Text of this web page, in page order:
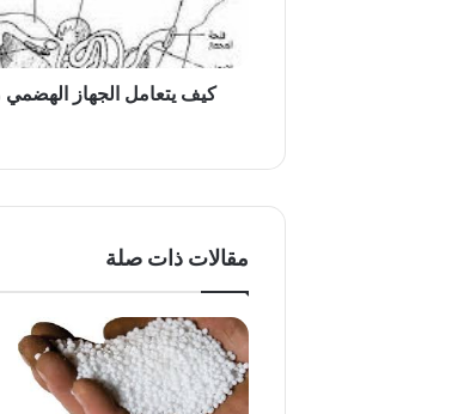
كيف يتعامل الجهاز
مقالات ذات صلة